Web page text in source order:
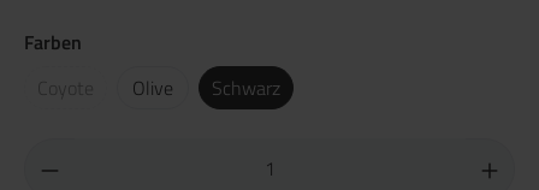
Farben
Coyote
Olive Schwarz